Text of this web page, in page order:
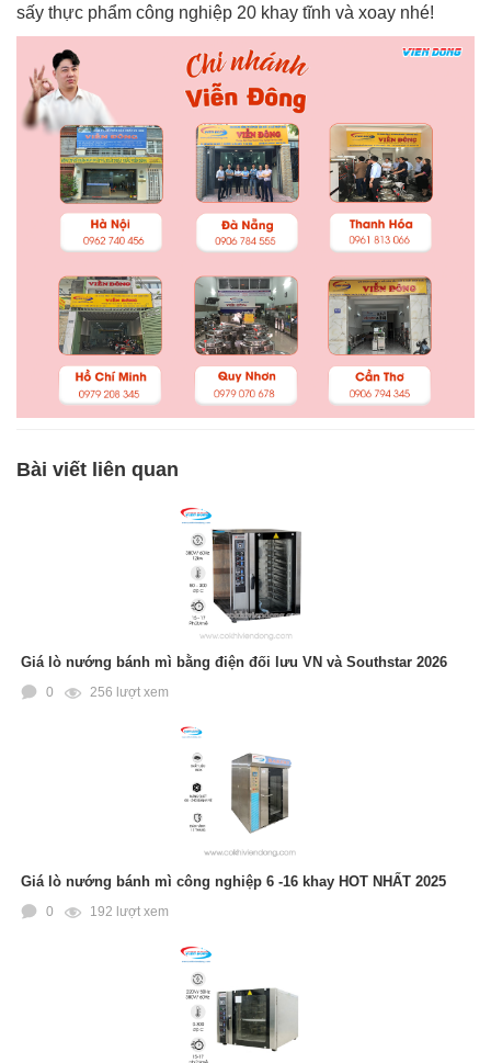
sấy thực phẩm công nghiệp 20 khay tĩnh và xoay nhé!
Bài viết liên quan
Giá lò nướng bánh mì bằng điện đối lưu VN và Southstar 2026
0 256 lượt xem
Giá lò nướng bánh mì công nghiệp 6 -16 khay HOT NHẤT 2025
0 192 lượt xem